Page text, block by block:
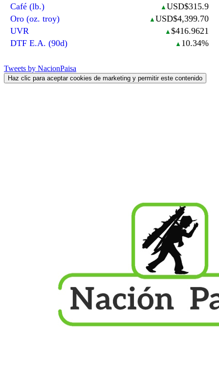
Café (lb.)
▲ USD$315.9
Oro (oz. troy)
▲ USD$4,399.70
UVR
▲ $416.9621
DTF E.A. (90d)
▲ 10.34%
Tweets by NacionPaisa
Haz clic para aceptar cookies de marketing y permitir este contenido